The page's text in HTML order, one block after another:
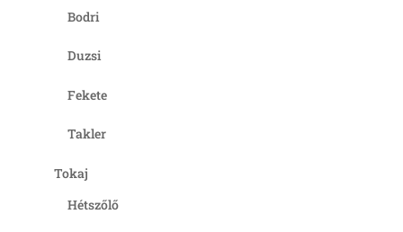
Bodri
Duzsi
Fekete
Takler
Tokaj
Hétszőlő